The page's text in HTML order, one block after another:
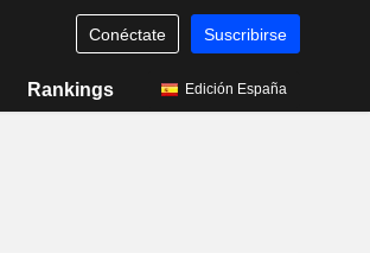
Conéctate Suscribirse
Rankings Edición España